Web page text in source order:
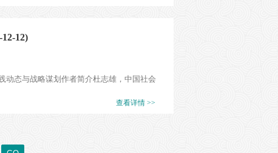
12)
动态与战略谋划作者简介杜志雄，中国社会
查看详情 >>